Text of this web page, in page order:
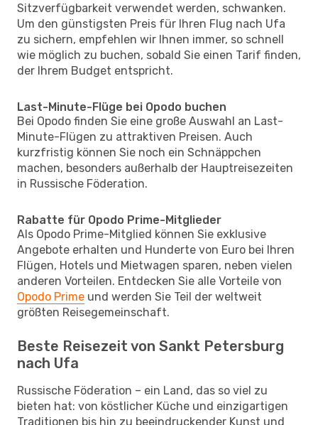
Sitzverfügbarkeit verwendet werden, schwanken.
Um den günstigsten Preis für Ihren Flug nach Ufa
zu sichern, empfehlen wir Ihnen immer, so schnell
wie möglich zu buchen, sobald Sie einen Tarif finden,
der Ihrem Budget entspricht.
Last-Minute-Flüge bei Opodo buchen
Bei Opodo finden Sie eine große Auswahl an Last-
Minute-Flügen zu attraktiven Preisen. Auch
kurzfristig können Sie noch ein Schnäppchen
machen, besonders außerhalb der Hauptreisezeiten
in Russische Föderation.
Rabatte für Opodo Prime-Mitglieder
Als Opodo Prime-Mitglied können Sie exklusive
Angebote erhalten und Hunderte von Euro bei Ihren
Flügen, Hotels und Mietwagen sparen, neben vielen
anderen Vorteilen. Entdecken Sie alle Vorteile von
Opodo Prime und werden Sie Teil der weltweit
größten Reisegemeinschaft.
Beste Reisezeit von Sankt Petersburg
nach Ufa
Russische Föderation – ein Land, das so viel zu
bieten hat: von köstlicher Küche und einzigartigen
Traditionen bis hin zu beeindruckender Kunst und